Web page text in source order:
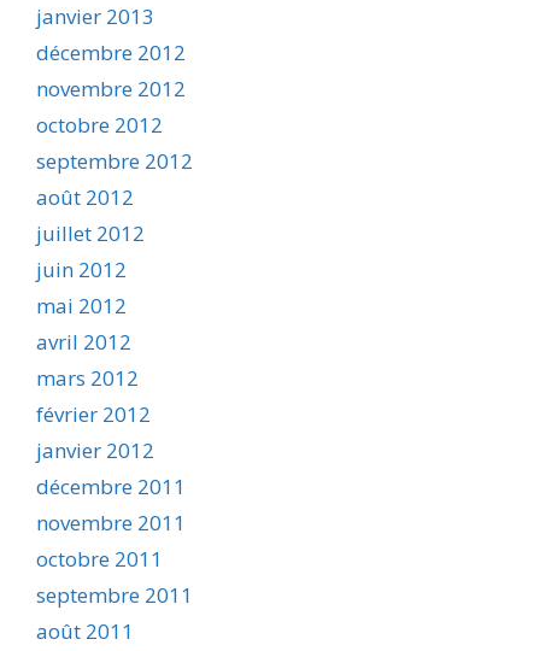
janvier 2013
décembre 2012
novembre 2012
octobre 2012
septembre 2012
août 2012
juillet 2012
juin 2012
mai 2012
avril 2012
mars 2012
février 2012
janvier 2012
décembre 2011
novembre 2011
octobre 2011
septembre 2011
août 2011